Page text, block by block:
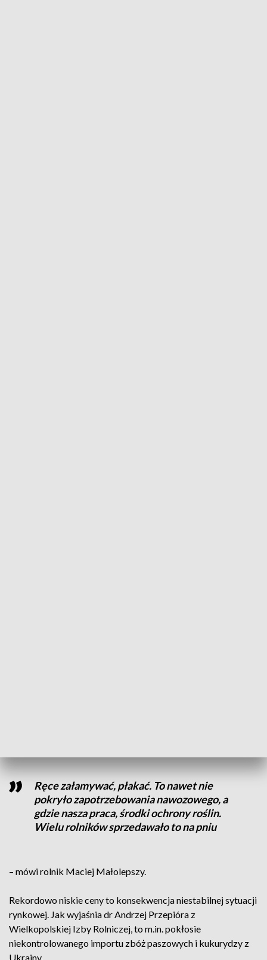
Ręce załamywać, płakać. To nawet nie
pokryło zapotrzebowania nawozowego, a
gdzie nasza praca, środki ochrony roślin.
Wielu rolników sprzedawało to na pniu
– mówi rolnik Maciej Małolepszy.
Rekordowo niskie ceny to konsekwencja niestabilnej sytuacji
rynkowej. Jak wyjaśnia dr Andrzej Przepióra z
Wielkopolskiej Izby Rolniczej, to m.in. pokłosie
niekontrolowanego importu zbóż paszowych i kukurydzy z
Ukrainy.